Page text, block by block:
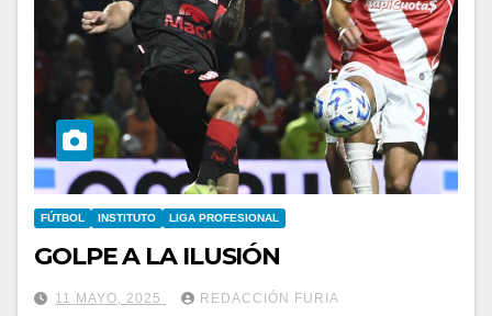
FÚTBOL INSTITUTO LIGA PROFESIONAL
GOLPE A LA ILUSIÓN
11 MAYO, 2025 REDACCIÓN FURIA